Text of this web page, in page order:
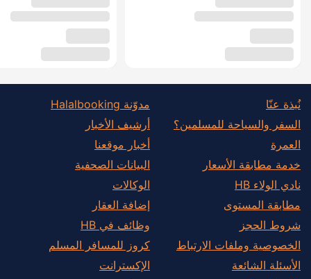
نُبذة عنّا
السفر والسياحة للمسلمين؟
العمرة
خدمة مطابقة الأسعار
نادي الولاء HB
مطابقة المستوى
شروط الحجز
الخصوصية وملفات الارتباط
الأسئلة الشائعة
مدوّنة Halalbooking
أرشيف الأخبار
أخبار موقعنا
البيانات الصحفية
الوكالات
إضافة العقار
وظائف في HB
كروز للمسافر المسلم
الإكسترانت